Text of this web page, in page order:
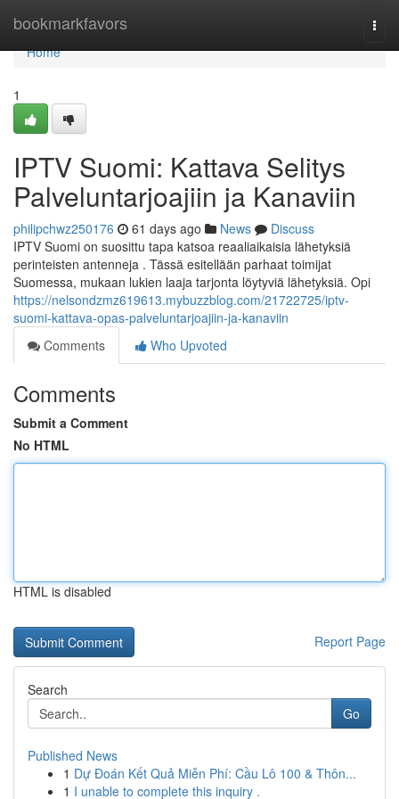
bookmarkfavors
Home
Home
1
IPTV Suomi: Kattava Selitys
Palveluntarjoajiin ja Kanaviin
philipchwz250176 61 days ago News
Discuss
IPTV Suomi on suosittu tapa katsoa reaaliaikaisia lähetyksiä
perinteisten antenneja . Tässä esitellään parhaat toimijat
Suomessa, mukaan lukien laaja tarjonta löytyviä lähetyksiä. Opi
https://nelsondzmz619613.mybuzzblog.com/21722725/iptv-
suomi-kattava-opas-palveluntarjoajiin-ja-kanaviin
Comments
Who Upvoted
Comments
Submit a Comment
No HTML
HTML is disabled
Report Page
Search
Go
Published News
1 Dự Đoán Kết Quả Miễn Phí: Cầu Lô 100 & Thôn...
1 I unable to complete this inquiry .